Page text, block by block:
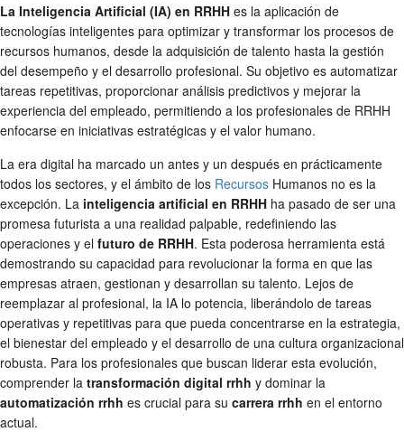
La Inteligencia Artificial (IA) en RRHH es la aplicación de
tecnologías inteligentes para optimizar y transformar los procesos de
recursos humanos, desde la adquisición de talento hasta la gestión
del desempeño y el desarrollo profesional. Su objetivo es automatizar
tareas repetitivas, proporcionar análisis predictivos y mejorar la
experiencia del empleado, permitiendo a los profesionales de RRHH
enfocarse en iniciativas estratégicas y el valor humano.
La era digital ha marcado un antes y un después en prácticamente
todos los sectores, y el ámbito de los Recursos Humanos no es la
excepción. La inteligencia artificial en RRHH ha pasado de ser una
promesa futurista a una realidad palpable, redefiniendo las
operaciones y el futuro de RRHH. Esta poderosa herramienta está
demostrando su capacidad para revolucionar la forma en que las
empresas atraen, gestionan y desarrollan su talento. Lejos de
reemplazar al profesional, la IA lo potencia, liberándolo de tareas
operativas y repetitivas para que pueda concentrarse en la estrategia,
el bienestar del empleado y el desarrollo de una cultura organizacional
robusta. Para los profesionales que buscan liderar esta evolución,
comprender la transformación digital rrhh y dominar la
automatización rrhh es crucial para su carrera rrhh en el entorno
actual.